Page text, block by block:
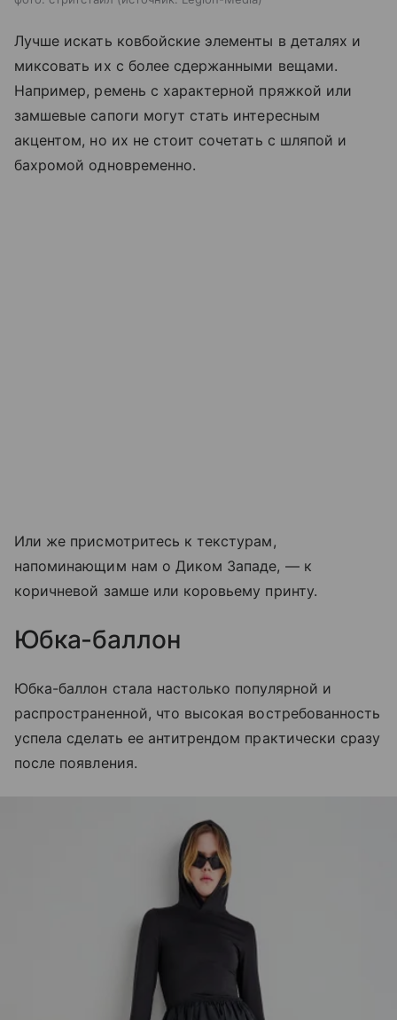
Лучше искать ковбойские элементы в деталях и
миксовать их с более сдержанными вещами.
Например, ремень с характерной пряжкой или
замшевые сапоги могут стать интересным
акцентом, но их не стоит сочетать с шляпой и
бахромой одновременно.
Или же присмотритесь к текстурам,
напоминающим нам о Диком Западе, — к
коричневой замше или коровьему принту.
Юбка-баллон
Юбка-баллон стала настолько популярной и
распространенной, что высокая востребованность
успела сделать ее антитрендом практически сразу
после появления.